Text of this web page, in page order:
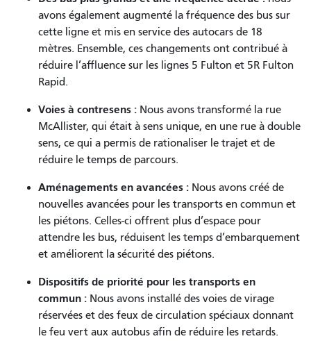
avons également augmenté la fréquence des bus sur
cette ligne et mis en service des autocars de 18
mètres. Ensemble, ces changements ont contribué à
réduire l’affluence sur les lignes 5 Fulton et 5R Fulton
Rapid.
Voies à contresens : Nous avons transformé la rue
McAllister, qui était à sens unique, en une rue à double
sens, ce qui a permis de rationaliser le trajet et de
réduire le temps de parcours.
Aménagements en avancées : Nous avons créé de
nouvelles avancées pour les transports en commun et
les piétons. Celles-ci offrent plus d’espace pour
attendre les bus, réduisent les temps d’embarquement
et améliorent la sécurité des piétons.
Dispositifs de priorité pour les transports en
commun : Nous avons installé des voies de virage
réservées et des feux de circulation spéciaux donnant
le feu vert aux autobus afin de réduire les retards.